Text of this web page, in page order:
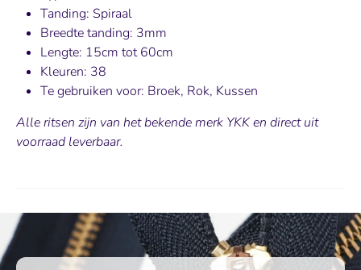
Tanding: Spiraal
Breedte tanding: 3mm
Lengte: 15cm tot 60cm
Kleuren: 38
Te gebruiken voor: Broek, Rok, Kussen
Alle ritsen zijn van het bekende merk YKK en direct uit
voorraad leverbaar.